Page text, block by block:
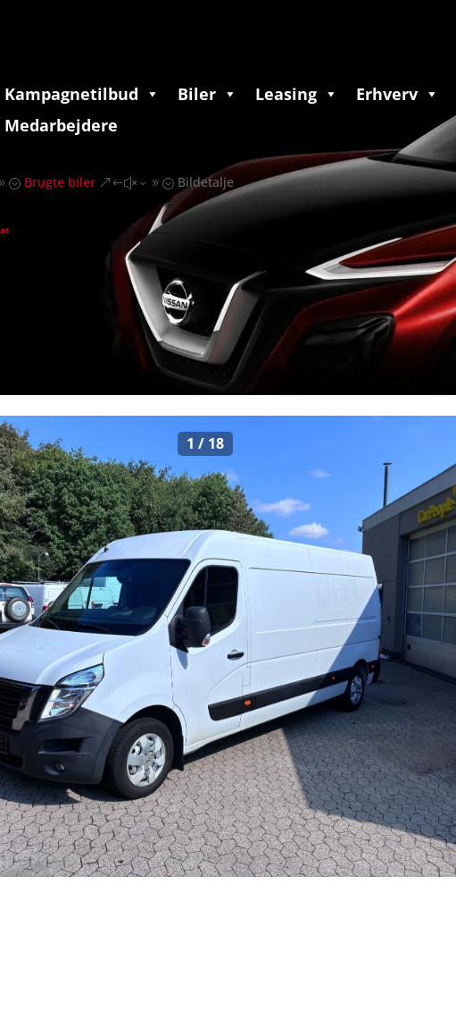
Kampagnetilbud Biler Leasing Erhverv
Medarbejdere
Brugte biler &#x39; Bildetalje
1 / 18